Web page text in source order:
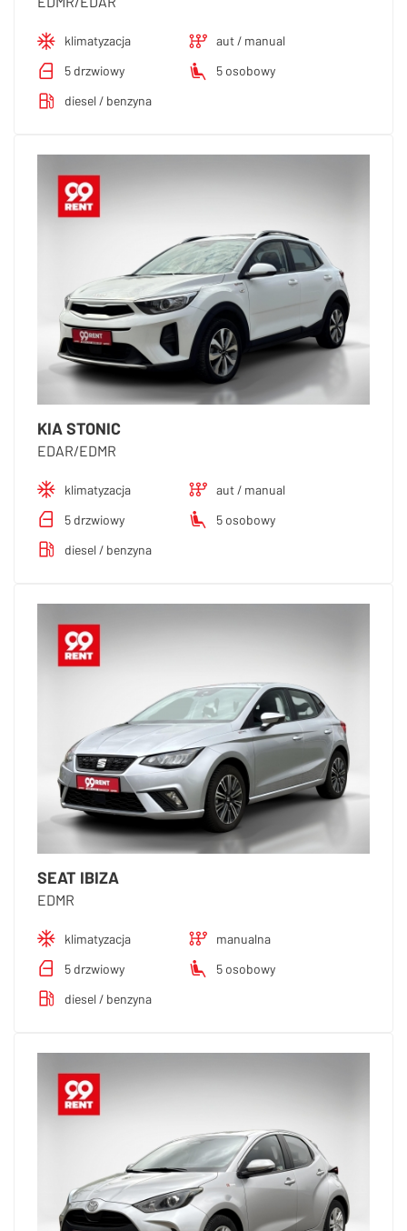
klimatyzacja
aut / manual
5 drzwiowy
5 osobowy
diesel / benzyna
KIA STONIC
EDAR/EDMR
klimatyzacja
aut / manual
5 drzwiowy
5 osobowy
diesel / benzyna
SEAT IBIZA
EDMR
klimatyzacja
manualna
5 drzwiowy
5 osobowy
diesel / benzyna